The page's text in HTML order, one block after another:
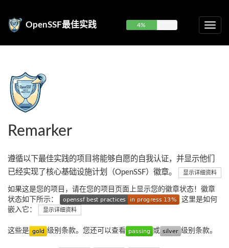
OpenSSF最佳实践 4%
Remarker
遵循以下最佳实践的项目将能够自愿的自我认证，并显示他们
已经实现了核心基础设施计划（OpenSSF）徽章。
显示详细资料
如果这是您的项目，请在您的项目页面上显示您的徽章状态！徽章
状态如下所示：
这里是如何
嵌入它：
显示详细资料
这些是 级别条款。您还可以查看 或 级别条款。